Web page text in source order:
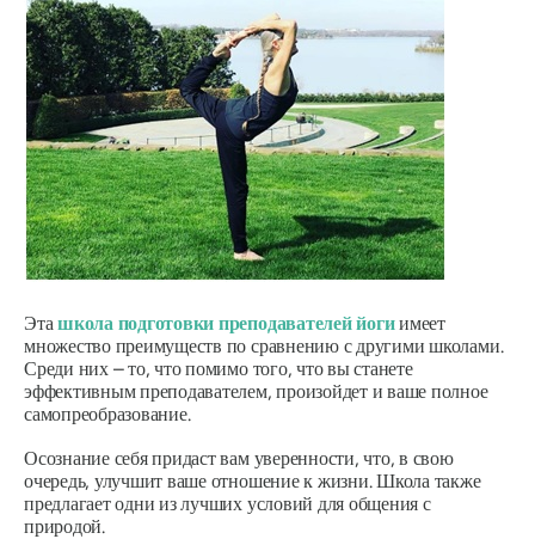
Эташкола подготовки преподавателей йогиимеет
множество преимуществ по сравнению с другими школами.
Среди них – то, что помимо того, что вы станете
эффективным преподавателем, произойдет и ваше полное
самопреобразование.
Осознание себя придаст вам уверенности, что, в свою
очередь, улучшит ваше отношение к жизни. Школа также
предлагает одни из лучших условий для общения с
природой.